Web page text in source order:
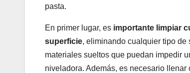
pasta.
En primer lugar, es importante limpiar
superficie, eliminando cualquier tipo de
materiales sueltos que puedan impedir
niveladora. Además, es necesario